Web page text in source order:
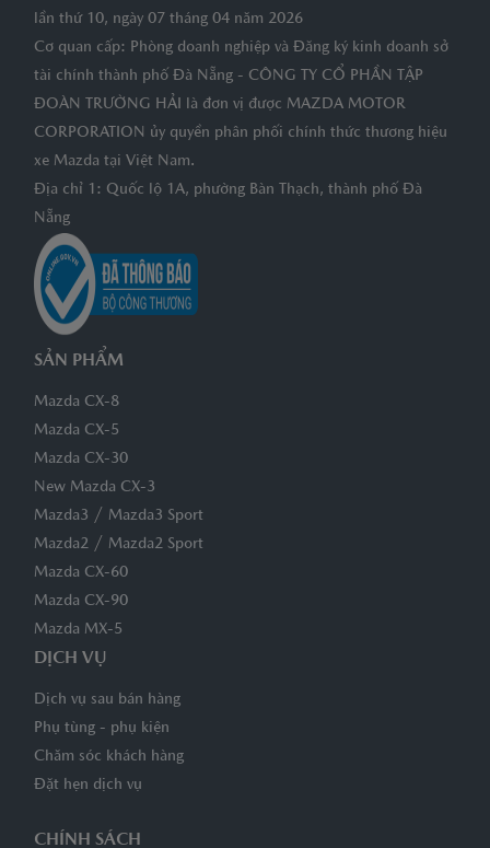
lần thứ 10, ngày 07 tháng 04 năm 2026
Cơ quan cấp: Phòng doanh nghiệp và Đăng ký kinh doanh sở
tài chính thành phố Đà Nẵng - CÔNG TY CỔ PHẦN TẬP
ĐOÀN TRƯỜNG HẢI là đơn vị được MAZDA MOTOR
CORPORATION ủy quyền phân phối chính thức thương hiệu
xe Mazda tại Việt Nam.
Địa chỉ 1: Quốc lộ 1A, phường Bàn Thạch, thành phố Đà
Nẵng
SẢN PHẨM
Mazda CX-8
Mazda CX-5
Mazda CX-30
New Mazda CX-3
Mazda3 / Mazda3 Sport
Mazda2 / Mazda2 Sport
Mazda CX-60
Mazda CX-90
Mazda MX-5
DỊCH VỤ
Dịch vụ sau bán hàng
Phụ tùng - phụ kiện
Chăm sóc khách hàng
Đặt hẹn dịch vụ
CHÍNH SÁCH